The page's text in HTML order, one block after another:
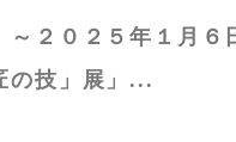
～２０２５年１月
の技」展」...